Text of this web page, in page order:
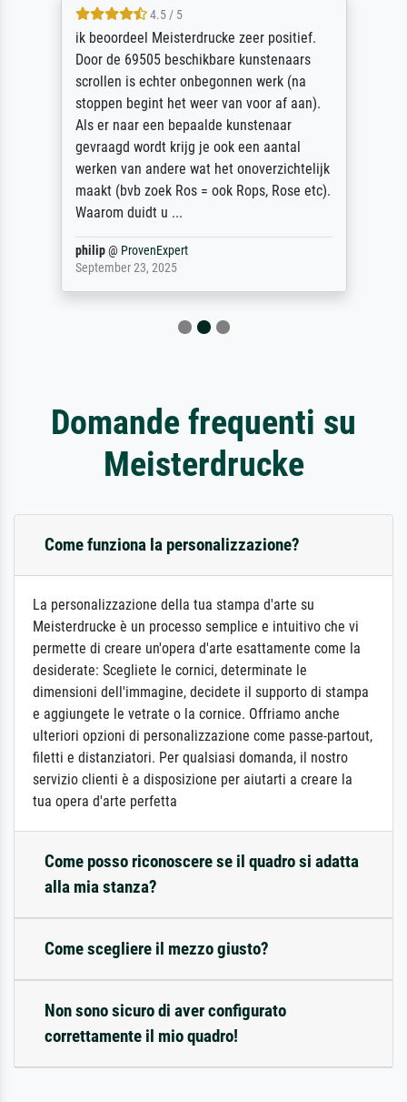
4.5 / 5
ik beoordeel Meisterdrucke zeer positief.
Door de 69505 beschikbare kunstenaars
scrollen is echter onbegonnen werk (na
stoppen begint het weer van voor af aan).
Als er naar een bepaalde kunstenaar
gevraagd wordt krijg je ook een aantal
werken van andere wat het onoverzichtelijk
maakt (bvb zoek Ros = ook Rops, Rose etc).
Waarom duidt u ...
philip@ ProvenExpert
September 23, 2025
Domande frequenti su
Meisterdrucke
Come funziona la personalizzazione?
La personalizzazione della tua stampa d'arte su
Meisterdrucke è un processo semplice e intuitivo che vi
permette di creare un'opera d'arte esattamente come la
desiderate: Scegliete le cornici, determinate le
dimensioni dell'immagine, decidete il supporto di stampa
e aggiungete le vetrate o la cornice. Offriamo anche
ulteriori opzioni di personalizzazione come passe-partout,
filetti e distanziatori. Per qualsiasi domanda, il nostro
servizio clienti è a disposizione per aiutarti a creare la
tua opera d'arte perfetta
Come posso riconoscere se il quadro si adatta
alla mia stanza?
Come scegliere il mezzo giusto?
Non sono sicuro di aver configurato
correttamente il mio quadro!